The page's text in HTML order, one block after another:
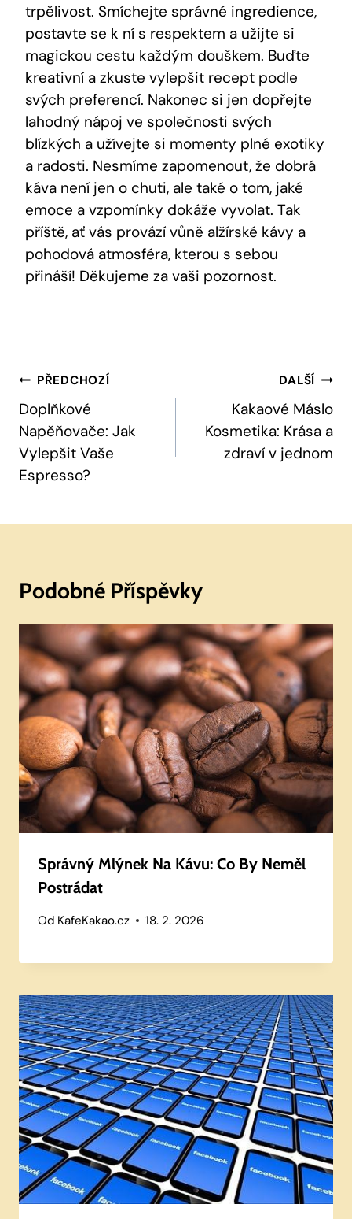
trpělivost. Smíchejte správné ingredience,
postavte se k ní s respektem a užijte si
magickou cestu každým douškem. Buďte
kreativní a zkuste vylepšit recept podle
svých preferencí. Nakonec si jen dopřejte
lahodný nápoj ve společnosti svých
blízkých a užívejte si momenty plné exotiky
a radosti. Nesmíme zapomenout, že dobrá
káva není jen o chuti, ale také o tom, jaké
emoce a vzpomínky dokáže vyvolat. Tak
příště, ať vás provází vůně alžírské kávy a
pohodová atmosféra, kterou s sebou
přináší! Děkujeme za vaši pozornost.
Navigace
Pro
Příspěvek
PŘEDCHOZÍ
Doplňkové
Napěňovače: Jak
Vylepšit Vaše
Espresso?
DALŠÍ
Kakaové Máslo
Kosmetika: Krása a
zdraví v jednom
Podobné Příspěvky
Správný Mlýnek Na Kávu: Co By Neměl
Postrádat
Od KafeKakao.cz 18. 2. 2026